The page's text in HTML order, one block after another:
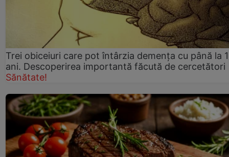
Trei obiceiuri care pot întârzia demența cu până la
ani. Descoperirea importantă făcută de cercetători
Sănătate!